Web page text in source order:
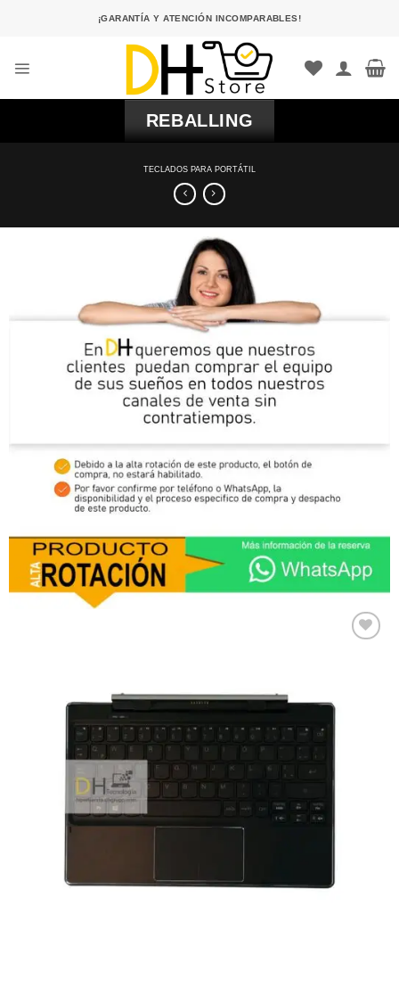
¡GARANTÍA Y ATENCIÓN INCOMPARABLES!
REBALLING
TECLADOS PARA PORTÁTIL